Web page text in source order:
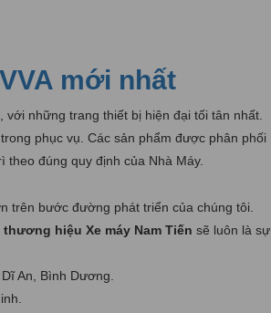
mới nhất
những trang thiết bị hiện đại tối tân nhất.
phục vụ. Các sản phẩm được phân phối
đúng quy định của Nhà Máy.
trên bước đường phát triển của chúng tôi.
thương hiệu Xe máy Nam Tiến sẽ luôn là sự
An, Bình Dương.